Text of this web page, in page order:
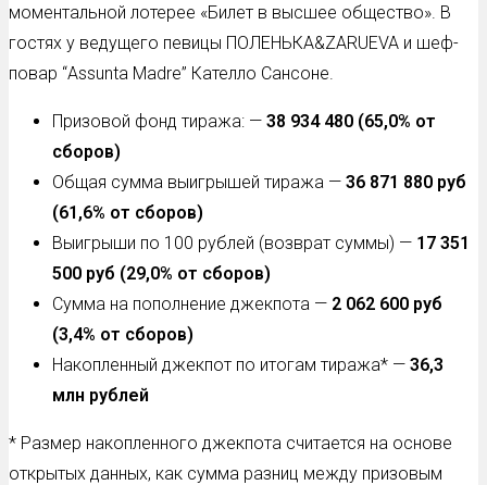
моментальной лотерее «Билет в высшее общество». В
гостях у ведущего певицы ПОЛЕНЬКА&ZARUEVA и шеф-
повар “Assunta Madre” Кателло Сансоне.
Призовой фонд тиража: — 38 934 480 (65,0% от
сборов)
Общая сумма выигрышей тиража — 36 871 880 руб
(61,6% от сборов)
Выигрыши по 100 рублей (возврат суммы) — 17 351
500 руб (29,0% от сборов)
Сумма на пополнение джекпота — 2 062 600 руб
(3,4% от сборов)
Накопленный джекпот по итогам тиража* — 36,3
млн рублей
* Размер накопленного джекпота считается на основе
открытых данных, как сумма разниц между призовым